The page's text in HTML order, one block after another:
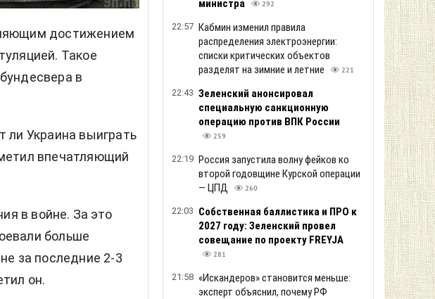
достижением
Такое
в
ли Украина выиграть
впечатляющий
в войне. За это
больше
за последние 2-3
он.
министра
292
22:57 Кабмин изменил правила
распределения электроэнергии:
списки критических объектов
разделят на зимние и летние
221
22:43 Зеленский анонсировал
специальную санкционную
операцию против ВПК России
259
22:19 Россия запустила волну фейков ко
второй годовщине Курской операции
— ЦПД
260
22:03 Собственная баллистика и ПРО к
2027 году: Зеленский провел
совещание по проекту FREYJA
281
21:58 «Искандеров» становится меньше:
эксперт объяснил, почему РФ